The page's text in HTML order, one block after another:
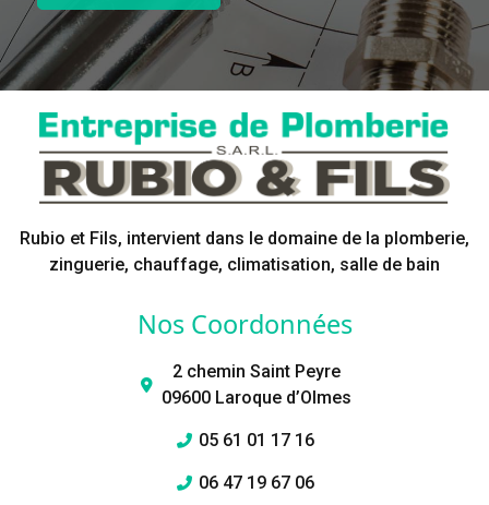
Rubio et Fils, intervient dans le domaine de la plomberie,
zinguerie, chauffage, climatisation, salle de bain
Nos Coordonnées
2 chemin Saint Peyre
09600 Laroque d’Olmes
05 61 01 17 16
06 47 19 67 06